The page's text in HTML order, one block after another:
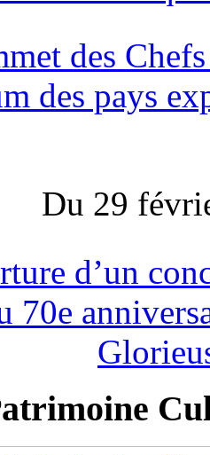
des
des pays
Du 29
d’un
70e